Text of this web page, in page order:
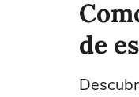
de